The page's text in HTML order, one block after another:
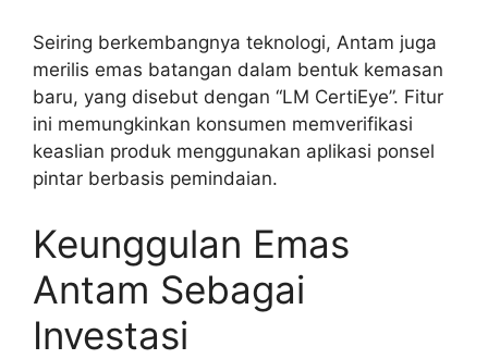
Seiring berkembangnya teknologi, Antam juga
merilis emas batangan dalam bentuk kemasan
baru, yang disebut dengan “LM CertiEye”. Fitur
ini memungkinkan konsumen memverifikasi
keaslian produk menggunakan aplikasi ponsel
pintar berbasis pemindaian.
Keunggulan Emas
Antam Sebagai
Investasi